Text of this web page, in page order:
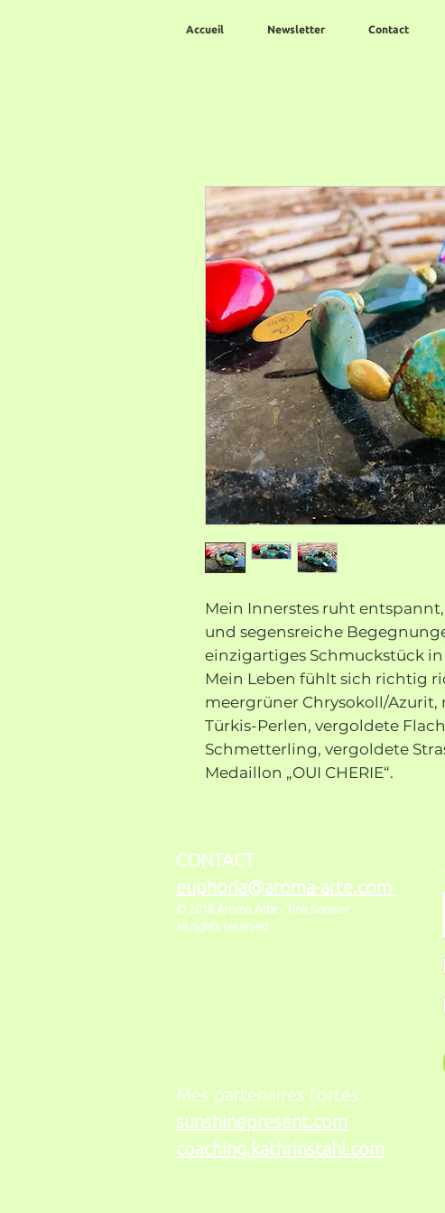
Accueil Newsletter Contact
Mein Innerstes ruht
und segensreiche
einzigartiges Schmuckstück
Mein Leben fühlt sich richtig
meergrüner Chrysokoll/Azurit,
Türkis-Perlen, vergoldete
Schmetterling, vergoldete
Medaillon „OUI CHERIE“.
CONTACT
euphoria@aroma-arte.com
© 2018 Aroma Arte - Tina Sumser
all rights reserved
Mes partenaires fortes
sunshinepresent.com
coaching.kathrinstahl.com